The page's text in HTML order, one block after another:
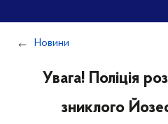
Новини
Увага! Поліція
зниклого